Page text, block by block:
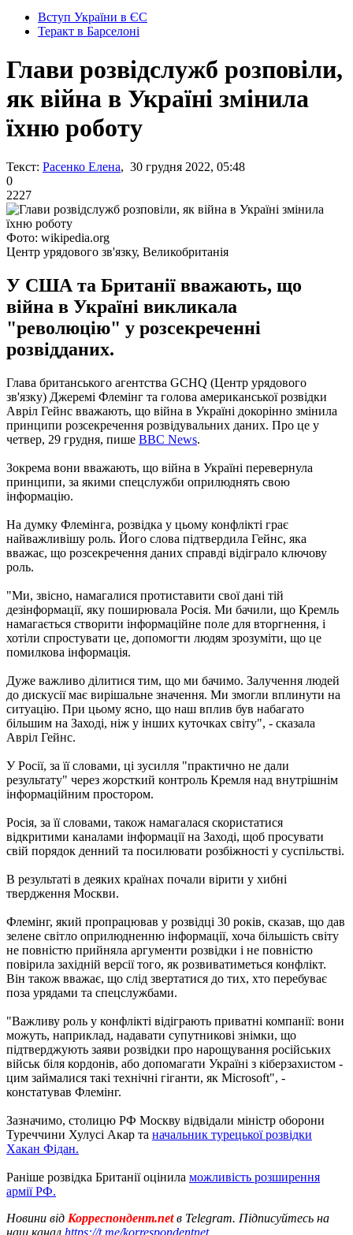
Вступ України в ЄС
Теракт в Барселоні
Глави розвідслужб розповіли,
як війна в Україні змінила
їхню роботу
Текст: Расенко Елена, 30 грудня 2022, 05:48
0
2227
Фото: wikipedia.org
Центр урядового зв'язку, Великобританія
У США та Британії вважають, що
війна в Україні викликала
"революцію" у розсекреченні
розвідданих.
Глава британського агентства GCHQ (Центр урядового
зв'язку) Джеремі Флемінг та голова американської розвідки
Авріл Гейнс вважають, що війна в Україні докорінно змінила
принципи розсекречення розвідувальних даних. Про це у
четвер, 29 грудня, пише BBC News.
Зокрема вони вважають, що війна в Україні перевернула
принципи, за якими спецслужби оприлюднять свою
інформацію.
На думку Флемінга, розвідка у цьому конфлікті грає
найважливішу роль. Його слова підтвердила Гейнс, яка
вважає, що розсекречення даних справді відіграло ключову
роль.
"Ми, звісно, намагалися протиставити свої дані тій
дезінформації, яку поширювала Росія. Ми бачили, що Кремль
намагається створити інформаційне поле для вторгнення, і
хотіли спростувати це, допомогти людям зрозуміти, що це
помилкова інформація.
Дуже важливо ділитися тим, що ми бачимо. Залучення людей
до дискусії має вирішальне значення. Ми змогли вплинути на
ситуацію. При цьому ясно, що наш вплив був набагато
більшим на Заході, ніж у інших куточках світу", - сказала
Авріл Гейнс.
У Росії, за її словами, ці зусилля "практично не дали
результату" через жорсткий контроль Кремля над внутрішнім
інформаційним простором.
Росія, за її словами, також намагалася скористатися
відкритими каналами інформації на Заході, щоб просувати
свій порядок денний та посилювати розбіжності у суспільстві.
В результаті в деяких країнах почали вірити у хибні
твердження Москви.
Флемінг, який пропрацював у розвідці 30 років, сказав, що дав
зелене світло оприлюдненню інформації, хоча більшість світу
не повністю прийняла аргументи розвідки і не повністю
повірила західній версії того, як розвиватиметься конфлікт.
Він також вважає, що слід звертатися до тих, хто перебуває
поза урядами та спецслужбами.
"Важливу роль у конфлікті відіграють приватні компанії: вони
можуть, наприклад, надавати супутникові знімки, що
підтверджують заяви розвідки про нарощування російських
військ біля кордонів, або допомагати Україні з кіберзахистом -
цим займалися такі технічні гіганти, як Microsoft", -
констатував Флемінг.
Зазначимо, столицю РФ Москву відвідали міністр оборони
Туреччини Хулусі Акар та начальник турецької розвідки
Хакан Фідан.
Раніше розвідка Британії оцінила можливість розширення
армії РФ.
Новини від Корреспондент.netв Telegram. Підписуйтесь на
наш канал https://t.me/korrespondentnet